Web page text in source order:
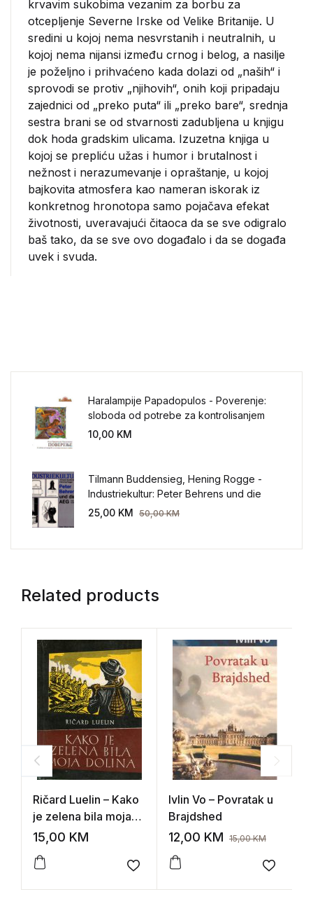
krvavim sukobima vezanim za borbu za
otcepljenje Severne Irske od Velike Britanije. U
sredini u kojoj nema nesvrstanih i neutralnih, u
kojoj nema nijansi između crnog i belog, a nasilje
je poželjno i prihvaćeno kada dolazi od „naših“ i
sprovodi se protiv „njihovih“, onih koji pripadaju
zajednici od „preko puta“ ili „preko bare“, srednja
sestra brani se od stvarnosti zadubljena u knjigu
dok hoda gradskim ulicama. Izuzetna knjiga u
kojoj se prepliću užas i humor i brutalnost i
nežnost i nerazumevanje i opraštanje, u kojoj
bajkovita atmosfera kao nameran iskorak iz
konkretnog hronotopa samo pojačava efekat
životnosti, uveravajući čitaoca da se sve odigralo
baš tako, da se sve ovo događalo i da se događa
uvek i svuda.
Haralampije Papadopulos - Poverenje:
sloboda od potrebe za kontrolisanjem
sveta
10,00 KM
Tilmann Buddensieg, Hening Rogge -
Industriekultur: Peter Behrens und die
AEG 1907-1914.
25,00 KM 50,00KM
Related products
Ričard Luelin – Kako
je zelena bila moja
dolina
15,00 KM
Add to wishlist
Ivlin Vo – Povratak u
Brajdshed
12,00 KM 15,00KM
Add to